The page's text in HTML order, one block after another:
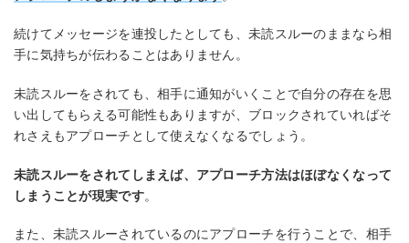
続けてメッセージを連投したとしても、未読スルーのままなら相
手に気持ちが伝わることはありません。
未読スルーをされても、相手に通知がいくことで自分の存在を思
い出してもらえる可能性もありますが、ブロックされていればそ
れさえもアプローチとして使えなくなるでしょう。
未読スルーをされてしまえば、アプローチ方法はほぼなくなって
しまうことが現実です。
また、未読スルーされているのにアプローチを行うことで、相手